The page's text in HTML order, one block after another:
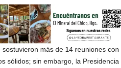
más de 14 reuniones con
sólidos; sin embargo, la Presidencia